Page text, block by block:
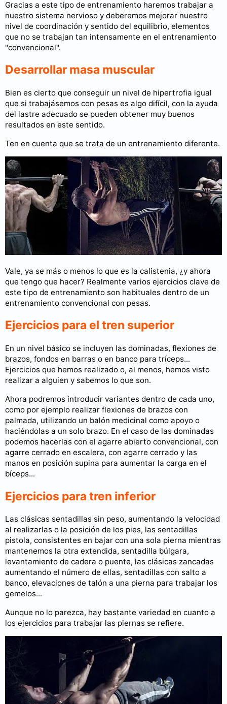
Gracias a este tipo de entrenamiento haremos trabajar a
nuestro sistema nervioso y deberemos mejorar nuestro
nivel de coordinación y sentido del equilibrio, elementos
que no se trabajan tan intensamente en el entrenamiento
"convencional".
Desarrollar masa muscular
Bien es cierto que conseguir un nivel de hipertrofia igual
que si trabajásemos con pesas es algo difícil, con la ayuda
del lastre adecuado se pueden obtener muy buenos
resultados en este sentido.
Ten en cuenta que se trata de un entrenamiento diferente.
Vale, ya se más o menos lo que es la calistenia, ¿y ahora
que tengo que hacer? Realmente varios ejercicios clave de
este tipo de entrenamiento son habituales dentro de un
entrenamiento convencional con pesas.
Ejercicios para el tren superior
En un nivel básico se incluyen las dominadas, flexiones de
brazos, fondos en barras o en banco para tríceps...
Ejercicios que hemos realizado o, al menos, hemos visto
realizar a alguien y sabemos lo que son.
Ahora podremos introducir variantes dentro de cada uno,
como por ejemplo realizar flexiones de brazos con
palmada, utilizando un balón medicinal como apoyo o
haciéndolas a un solo brazo. En el caso de las dominadas
podemos hacerlas con el agarre abierto convencional, con
agarre cerrado en escalera, con agarre cerrado y las
manos en posición supina para aumentar la carga en el
bíceps...
Ejercicios para tren inferior
Las clásicas sentadillas sin peso, aumentando la velocidad
al realizarlas o la posición de los pies, las sentadillas
pistola, consistentes en bajar con una sola pierna mientras
mantenemos la otra extendida, sentadilla búlgara,
levantamiento de cadera o puente, las clásicas zancadas
aumentando el número de ellas, sentadillas con salto a
banco, elevaciones de talón a una pierna para trabajar los
gemelos...
Aunque no lo parezca, hay bastante variedad en cuanto a
los ejercicios para trabajar las piernas se refiere.